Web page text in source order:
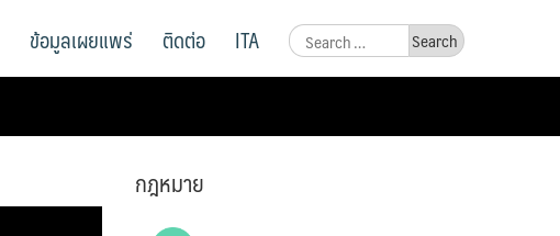
Search
for:
ข้อมูลเผยแพร่ ติดต่อ ITA
กฎหมาย